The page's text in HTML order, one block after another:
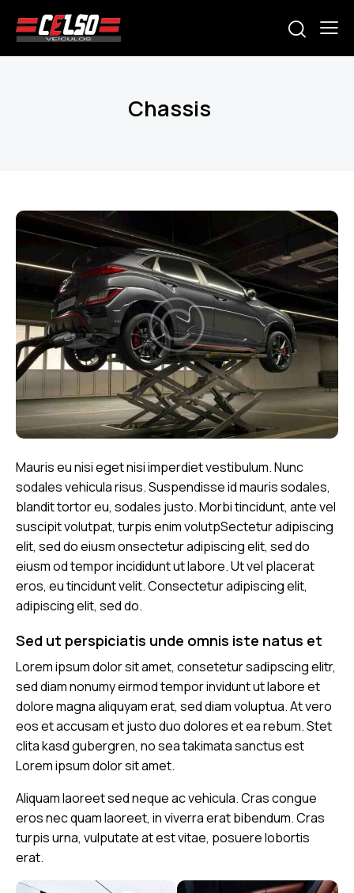
Chassis
Mauris eu nisi eget nisi imperdiet vestibulum. Nunc
sodales vehicula risus. Suspendisse id mauris sodales,
blandit tortor eu, sodales justo. Morbi tincidunt, ante vel
suscipit volutpat, turpis enim volutpSectetur adipiscing
elit, sed do eiusm onsectetur adipiscing elit, sed do
eiusm od tempor incididunt ut labore. Ut vel placerat
eros, eu tincidunt velit. Consectetur adipiscing elit,
adipiscing elit, sed do.
Sed ut perspiciatis unde omnis iste natus et
Lorem ipsum dolor sit amet, consetetur sadipscing elitr,
sed diam nonumy eirmod tempor invidunt ut labore et
dolore magna aliquyam erat, sed diam voluptua. At vero
eos et accusam et justo duo dolores et ea rebum. Stet
clita kasd gubergren, no sea takimata sanctus est
Lorem ipsum dolor sit amet.
Aliquam laoreet sed neque ac vehicula. Cras congue
eros nec quam laoreet, in viverra erat bibendum. Cras
turpis urna, vulputate at est vitae, posuere lobortis
erat.